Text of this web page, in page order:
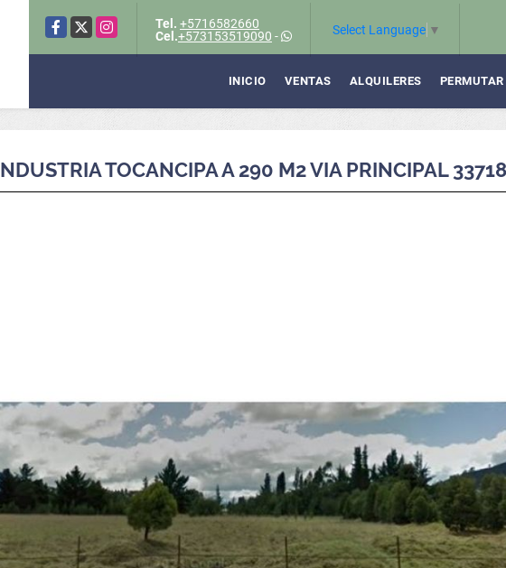
Facebook
X Instagram Tel. +5716582660
Cel.+573153519090 - Select Language ▼
INICIO VENTAS ALQUILERES PERMUTAR
TOCANCIPA A 290 M2 VIA PRINCIPAL